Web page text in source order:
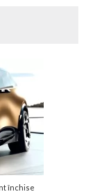
închise